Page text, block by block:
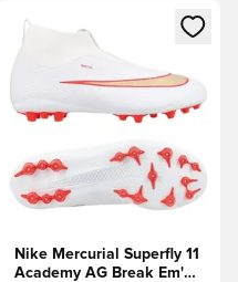
eller tilmelde dig som
Åbner en Modal til at logge
Nike Mercurial Superfly 11
Academy AG Break Em'